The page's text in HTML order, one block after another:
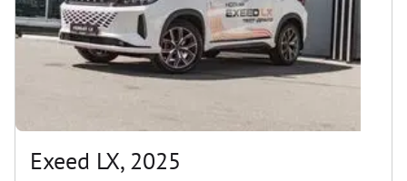
Exeed LX, 2025